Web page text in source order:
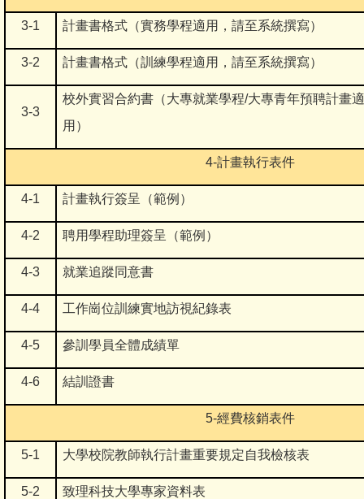
3-1 計畫書格式（實務學程適用，請至系統撰寫）
3-2 計畫書格式（訓練學程適用，請至系統撰寫）
3-3
校外實習合約書（大專就業學程/大專青年預聘計畫適
用）
4-計畫執行表件
4-1 計畫執行簽呈（範例）
4-2 聘用學程助理簽呈（範例）
4-3 就業追蹤同意書
4-4 工作崗位訓練實地訪視紀錄表
4-5 參訓學員全體成績單
4-6 結訓證書
5-經費核銷表件
5-1 大學校院教師執行計畫重要規定自我檢核表
5-2 致理科技大學專家資料表